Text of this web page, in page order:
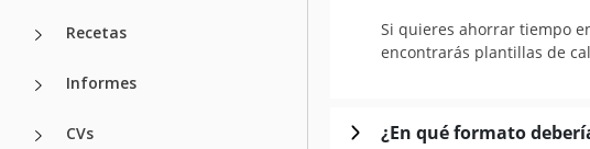
Recetas
Informes
CVs
Si quieres ahorrar tiempo
encontrarás plantillas de
¿En qué formato